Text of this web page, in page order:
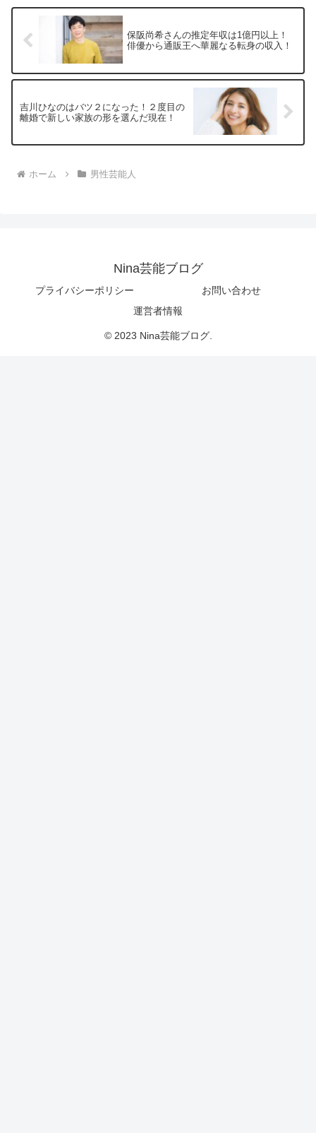
保阪尚希さんの推定年収は1億円以上！
俳優から通販王へ華麗なる転身の収入！
吉川ひなのはバツ２になった！２度目の
離婚で新しい家族の形を選んだ現在！
ホーム 男性芸能人
Nina芸能ブログ
プライバシーポリシー
お問い合わせ
運営者情報
© 2023 Nina芸能ブログ.